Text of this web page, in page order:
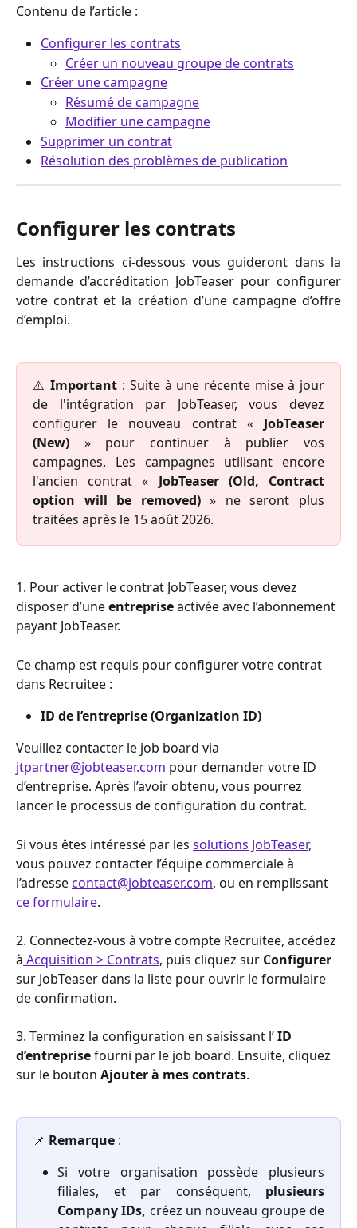
Contenu de l’article :
Configurer les contrats
Créer un nouveau groupe de contrats
Créer une campagne
Résumé de campagne
Modifier une campagne
Supprimer un contrat
Résolution des problèmes de publication
Configurer les contrats
Les instructions ci-dessous vous guideront dans la
demande d’accréditation JobTeaser pour configurer
votre contrat et la création d’une campagne d’offre
d’emploi.
⚠️Important : Suite à une récente mise à jour
de l'intégration par JobTeaser, vous devez
configurer le nouveau contrat « JobTeaser
(New) » pour continuer à publier vos
campagnes. Les campagnes utilisant encore
l'ancien contrat « JobTeaser (Old, Contract
option will be removed)» ne seront plus
traitées après le 15 août 2026.
1. Pour activer le contrat JobTeaser, vous devez
disposer d’une entreprise activée avec l’abonnement
payant JobTeaser.
Ce champ est requis pour configurer votre contrat
dans Recruitee :
ID de l’entreprise (Organization ID)
Veuillez contacter le job board via
jtpartner@jobteaser.com pour demander votre ID
d’entreprise. Après l’avoir obtenu, vous pourrez
lancer le processus de configuration du contrat.
Si vous êtes intéressé par les solutions JobTeaser,
vous pouvez contacter l’équipe commerciale à
l’adresse contact@jobteaser.com, ou en remplissant
ce formulaire.
2. Connectez-vous à votre compte Recruitee, accédez
à Acquisition > Contrats, puis cliquez sur Configurer
sur JobTeaser dans la liste pour ouvrir le formulaire
de confirmation.
3. Terminez la configuration en saisissant l’ ID
d’entreprise fourni par le job board. Ensuite, cliquez
sur le bouton Ajouter à mes contrats.
📌 Remarque :
Si votre organisation possède plusieurs
filiales, et par conséquent, plusieurs
Company IDs, créez un nouveau groupe de